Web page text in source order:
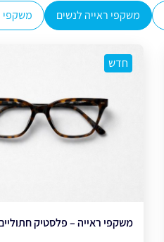
משקפי ראייה לנשים משקפי
חדש
משקפי ראייה – פלסטיק חתוליים